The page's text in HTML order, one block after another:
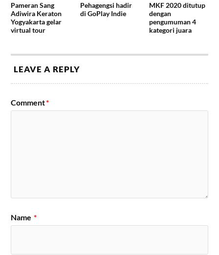
Pameran Sang
Adiwira Keraton
Yogyakarta gelar
virtual tour
Pehagengsi hadir
di GoPlay Indie
MKF 2020 ditutup
dengan
pengumuman 4
kategori juara
LEAVE A REPLY
Comment*
Name *